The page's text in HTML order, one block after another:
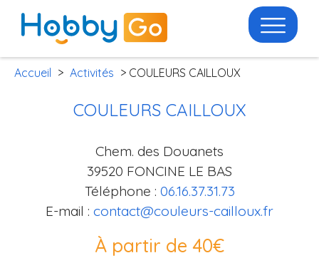
Accueil > Activités > COULEURS CAILLOUX
COULEURS CAILLOUX
Chem. des Douanets
39520 FONCINE LE BAS
Téléphone : 06.16.37.31.73
E-mail : contact@couleurs-cailloux.fr
À partir de 40€